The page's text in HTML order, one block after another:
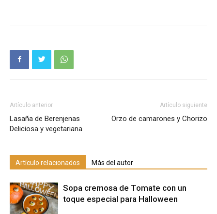
Artículo anterior
Lasaña de Berenjenas
Deliciosa y vegetariana
Artículo siguiente
Orzo de camarones y Chorizo
Artículo relacionados Más del autor
Sopa cremosa de Tomate con un
toque especial para Halloween